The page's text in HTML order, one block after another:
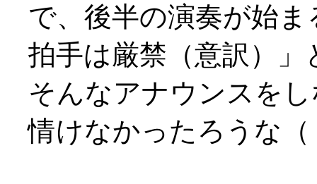
で、後半の演奏が始
拍手は厳禁（意訳）
そんなアナウンスを
情けなかったろうな（